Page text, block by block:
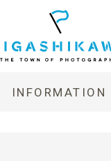
INFORMATION